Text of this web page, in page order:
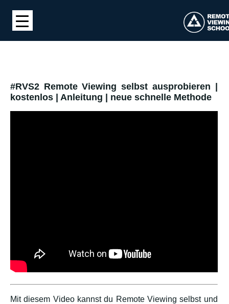
#RVS2 Remote Viewing selbst ausprobieren |
kostenlos | Anleitung | neue schnelle Methode
Mit diesem Video kannst du Remote Viewing selbst und